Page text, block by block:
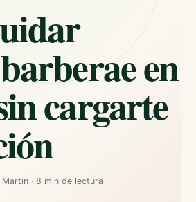
en
cargarte
Martin · 8 min de lectura